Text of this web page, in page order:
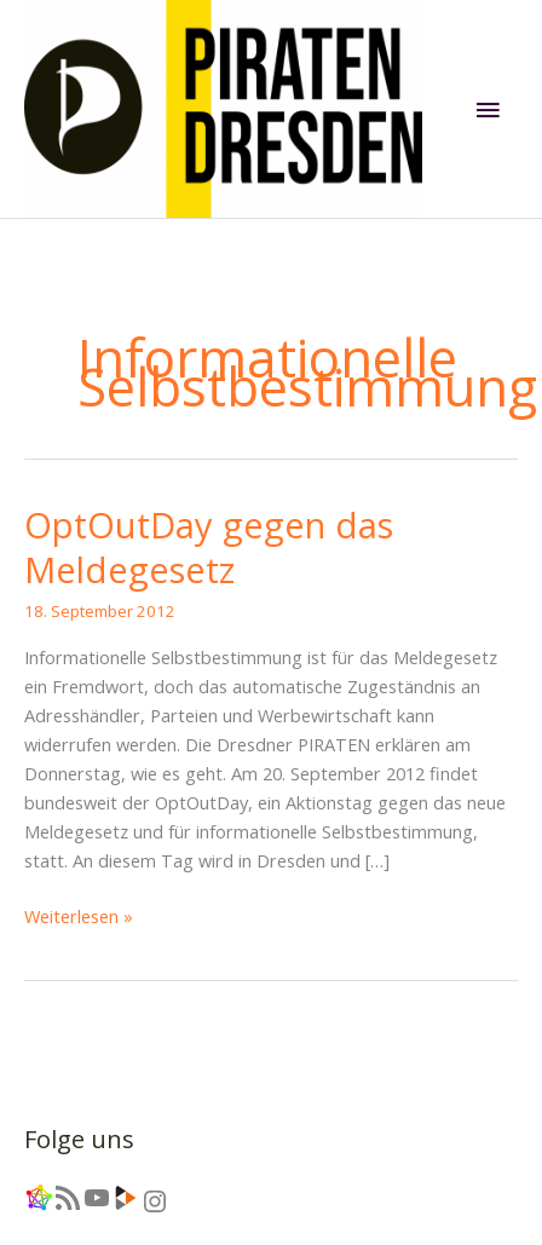
springen
Informationelle
Selbstbestimmung
OptOutDay gegen das
Meldegesetz
18. September 2012
Informationelle Selbstbestimmung ist für das Meldegesetz
ein Fremdwort, doch das automatische Zugeständnis an
Adresshändler, Parteien und Werbewirtschaft kann
widerrufen werden. Die Dresdner PIRATEN erklären am
Donnerstag, wie es geht. Am 20. September 2012 findet
bundesweit der OptOutDay, ein Aktionstag gegen das neue
Meldegesetz und für informationelle Selbstbestimmung,
statt. An diesem Tag wird in Dresden und […]
OptOutDay
Weiterlesen »
Folge uns
Link RSS-Feed YouTube Link Instagram